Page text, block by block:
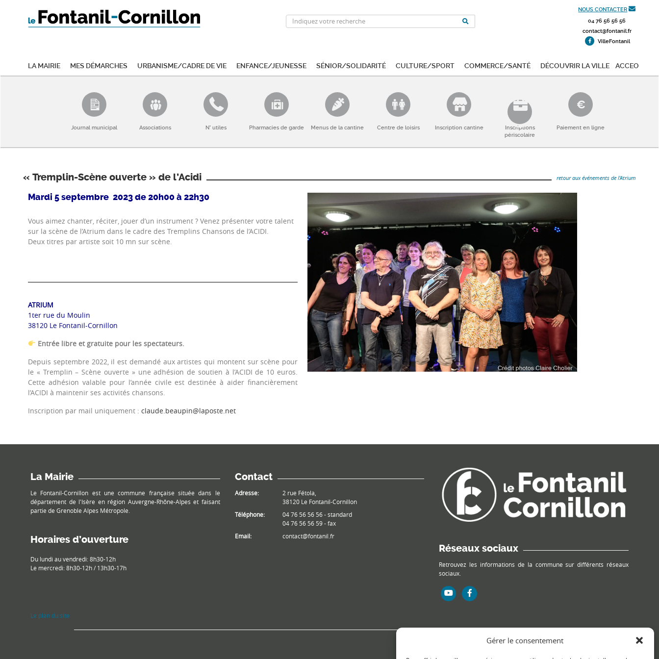
Gérer le consentement
NOUS CONTACTER
04 76 56 56 56
contact@fontanil.fr
VilleFontanil
La mairie Mes démarches Urbanisme/Cadre de vie Enfance/Jeunesse Sénior/Solidarité Culture/Sport Commerce/Santé Découvrir la ville ACCEO
Journal municipal Associations N° utiles Pharmacies de garde Menus de la cantine Centre de loisirs Inscription cantine
Inscriptions
périscolaire
Paiement en ligne
« Tremplin-Scène ouverte » de l’Acidi retour aux événements de l'Atrium
Mardi 5 septembre 2023 de 20h00 à 22h30
Vous aimez chanter, réciter, jouer d’un instrument ? Venez présenter votre talent
sur la scène de l’Atrium dans le cadre des Tremplins Chansons de l’ACIDI.
Deux titres par artiste soit 10 mn sur scène.
ATRIUM
1ter rue du Moulin
38120 Le Fontanil-Cornillon
Entrée libre et gratuite pour les spectateurs.
Depuis septembre 2022, il est demandé aux artistes qui montent sur scène pour
le « Tremplin – Scène ouverte » une adhésion de soutien à l’ACIDI de 10 euros.
Cette adhésion valable pour l’année civile est destinée à aider financièrement
l’ACIDI à maintenir ses activités chansons.
Inscription par mail uniquement : claude.beaupin@laposte.net
La Mairie
Le Fontanil-Cornillon est une commune française située dans le
département de l'Isère en région Auvergne-Rhône-Alpes et faisant
partie de Grenoble Alpes Métropole.
Horaires d’ouverture
Du lundi au vendredi: 8h30-12h
Le mercredi: 8h30-12h / 13h30-17h
Contact
Adresse:
2 rue Fétola,
38120 Le Fontanil-Cornillon
Téléphone:
04 76 56 56 56 - standard
04 76 56 56 59 - fax
Email:
contact@fontanil.fr
Réseaux sociaux
Retrouvez les informations de la commune sur différents réseaux
sociaux.
Le plan du site